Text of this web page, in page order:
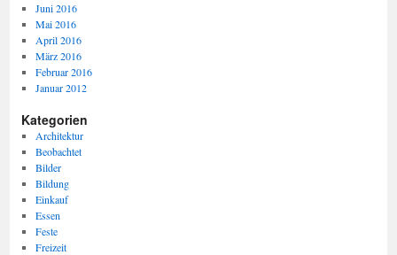
Juni 2016
Mai 2016
April 2016
März 2016
Februar 2016
Januar 2012
Kategorien
Architektur
Beobachtet
Bilder
Bildung
Einkauf
Essen
Feste
Freizeit